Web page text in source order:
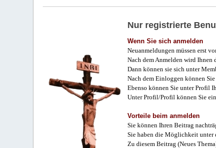
Nur registrierte
Wenn Sie sich anmelden
Neuanmeldungen müssen erst
Nach dem Anmelden wird Ihnen
Dann können sie sich unter
Nach dem Einloggen können
Ebenso können Sie unter Profil
Unter Profil/Profil können Sie
Vorteile beim anmelden
Sie können Ihren Beitrag
Sie haben die Möglichkeit unter
Zu diesem Beitrag (Neues